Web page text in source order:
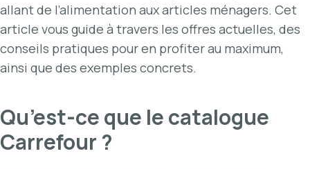
allant de l’alimentation aux articles ménagers. Cet
article vous guide à travers les offres actuelles, des
conseils pratiques pour en profiter au maximum,
ainsi que des exemples concrets.
Qu’est-ce que le catalogue
Carrefour ?